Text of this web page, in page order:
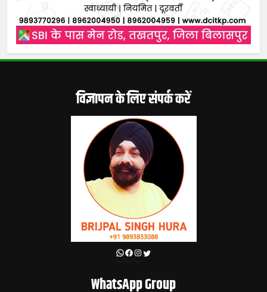
विज्ञापन के लिए संपर्क करें
WhatsApp
Facebook
Instagram
Twitter
WhatsApp Group